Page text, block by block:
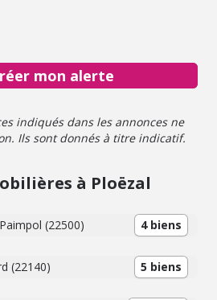
mon alerte
indiqués dans les annonces ne
Ils sont donnés à titre indicatif.
à Ploëzal
(22500) 4 biens
(22140) 5 biens